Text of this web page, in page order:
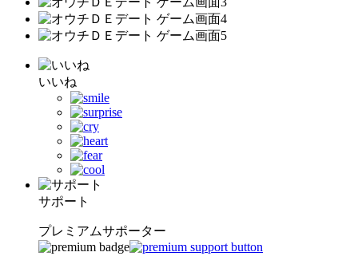
いいね
サポート
プレミアムサポーター